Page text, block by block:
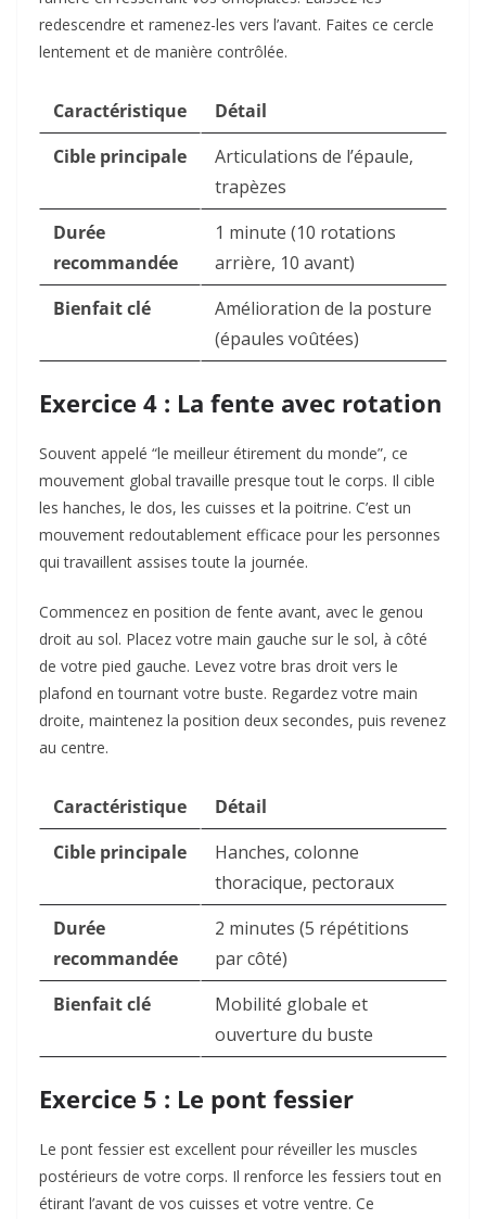
redescendre et ramenez-les vers l’avant. Faites ce cercle
lentement et de manière contrôlée.
Caractéristique
Détail
Cible principale
Articulations de l’épaule,
trapèzes
Durée
recommandée
1 minute (10 rotations
arrière, 10 avant)
Bienfait clé
Amélioration de la posture
(épaules voûtées)
Exercice 4 : La fente avec rotation
Souvent appelé “le meilleur étirement du monde”, ce
mouvement global travaille presque tout le corps. Il cible
les hanches, le dos, les cuisses et la poitrine. C’est un
mouvement redoutablement efficace pour les personnes
qui travaillent assises toute la journée.
Commencez en position de fente avant, avec le genou
droit au sol. Placez votre main gauche sur le sol, à côté
de votre pied gauche. Levez votre bras droit vers le
plafond en tournant votre buste. Regardez votre main
droite, maintenez la position deux secondes, puis revenez
au centre.
Caractéristique
Détail
Cible principale
Hanches, colonne
thoracique, pectoraux
Durée
recommandée
2 minutes (5 répétitions
par côté)
Bienfait clé
Mobilité globale et
ouverture du buste
Exercice 5 : Le pont fessier
Le pont fessier est excellent pour réveiller les muscles
postérieurs de votre corps. Il renforce les fessiers tout en
étirant l’avant de vos cuisses et votre ventre. Ce